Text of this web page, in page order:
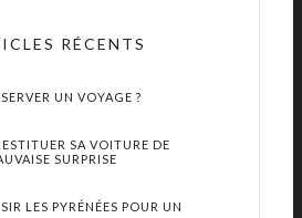
RÉCENTS
UN VOYAGE ?
SA VOITURE DE
SURPRISE
LES PYRÉNÉES POUR UN